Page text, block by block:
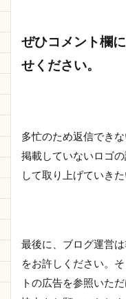
ぜひコメント欄
せください。
多忙のため返信でき
掲載していないロゴ
して取り上げていきた
最後に、ブログ運営
をお許しください。
トの広告を参照いた